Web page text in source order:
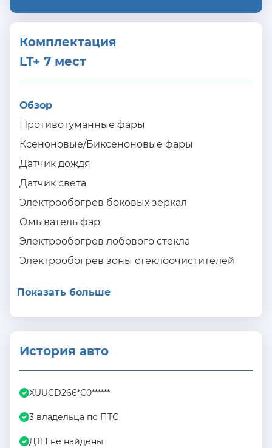
Комплектация
LT+ 7 мест
Обзор
Противотуманные фары
Ксеноновые/Биксеноновые фары
Датчик дождя
Датчик света
Электрообогрев боковых зеркал
Омыватель фар
Электрообогрев лобового стекла
Электрообогрев зоны стеклоочистителей
Показать больше
История авто
XUUCD266*C0******
3 владельца по ПТС
ДТП не найдены